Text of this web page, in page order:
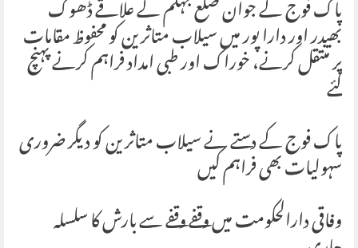
پاک فوج کے جوان ضلع جہلم کے علاقے ڈھوک
بھیدر اور دارا پور میں سیلاب متاثرین کو محفوظ مقامات
پر منتقل کرنے، خوراک اور طبی امداد فراہم کرنے پہنچ
گئے
پاک فوج کے دستے نے سیلاب متاثرین کو دیگر ضروری
سہولیات بھی فراہم کیں
وفاقی دارالحکومت میں وقفے وقفے سے بارش کا سلسلہ